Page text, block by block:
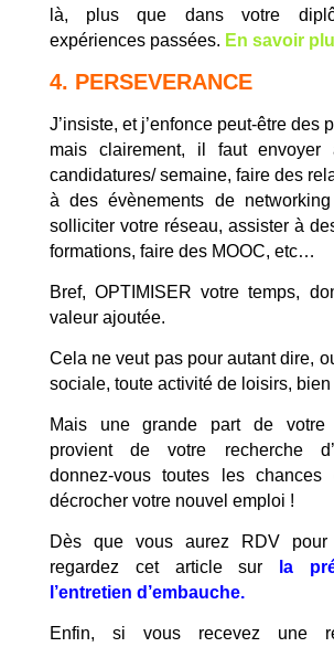
là, plus que dans votre
expériences passées. En savoir
4. PERSEVERANCE
J’insiste, et j’enfonce peut-être des
mais clairement, il faut
candidatures/ semaine, faire des
à des évènements de networking
solliciter votre réseau, assister à
formations, faire des MOOC, etc…
Bref, OPTIMISER votre temps,
valeur ajoutée.
Cela ne veut pas pour autant dire,
sociale, toute activité de loisirs,
Mais une grande part de votre
provient de votre recherche
donnez-vous toutes les
décrocher votre nouvel emploi !
Dès que vous aurez RDV pour
regardez cet article sur
la
l’entretien d’embauche.
Enfin, si vous recevez une